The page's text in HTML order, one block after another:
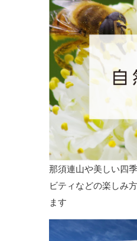
那須連山や美しい四
ビティなどの楽しみ
ます